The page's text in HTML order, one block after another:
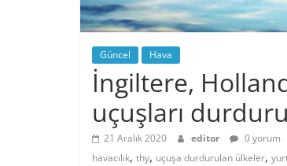
Güncel Hava
İngiltere,
uçuşları
21 Aralık 2020 editor 0 yorum
havacılık, thy, uçuşa durdurulan ülkeler,